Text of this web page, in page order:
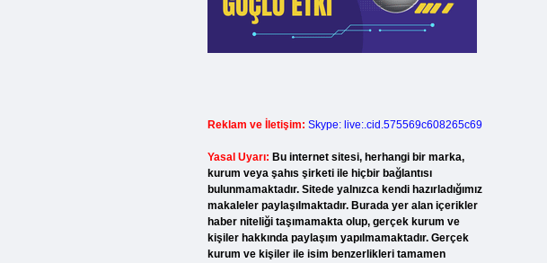
Reklam ve İletişim: Skype: live:.cid.575569c608265c69
Yasal Uyarı: Bu internet sitesi, herhangi bir marka,
kurum veya şahıs şirketi ile hiçbir bağlantısı
bulunmamaktadır. Sitede yalnızca kendi hazırladığımız
makaleler paylaşılmaktadır. Burada yer alan içerikler
haber niteliği taşımamakta olup, gerçek kurum ve
kişiler hakkında paylaşım yapılmamaktadır. Gerçek
kurum ve kişiler ile isim benzerlikleri tamamen